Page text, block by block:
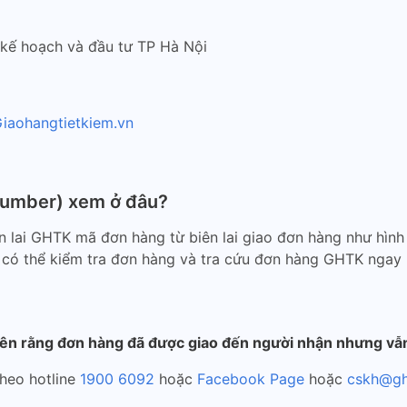
hoạch và đầu tư TP Hà Nội
xem ở đâu?
lai GHTK mã đơn hàng từ biên lai giao đơn hàng như
thể kiểm tra đơn hàng và tra cứu đơn hàng GHTK
rằng đơn hàng đã được giao đến người nhận nhưng
hotline 1900 6092 hoặc Facebook Page hoặc